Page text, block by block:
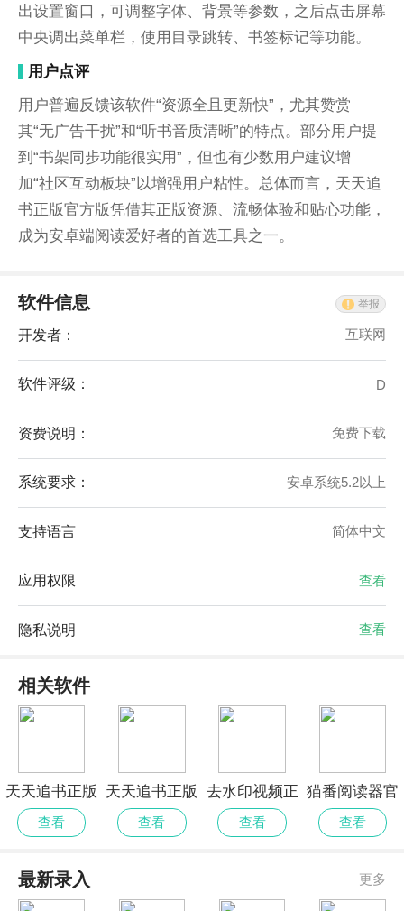
出设置窗口，可调整字体、背景等参数，之后点击屏幕
中央调出菜单栏，使用目录跳转、书签标记等功能。
用户点评
用户普遍反馈该软件“资源全且更新快”，尤其赞赏
其“无广告干扰”和“听书音质清晰”的特点。部分用户提
到“书架同步功能很实用”，但也有少数用户建议增
加“社区互动板块”以增强用户粘性。总体而言，天天追
书正版官方版凭借其正版资源、流畅体验和贴心功能，
成为安卓端阅读爱好者的首选工具之一。
软件信息 举报
开发者： 互联网
软件评级： D
资费说明： 免费下载
系统要求： 安卓系统5.2以上
支持语言 简体中文
应用权限 查看
隐私说明 查看
相关软件
天天追书正版
免费版安卓
查看
天天追书正版
官网正版
查看
去水印视频正
式版
查看
猫番阅读器官
网最新版
查看
最新录入 更多